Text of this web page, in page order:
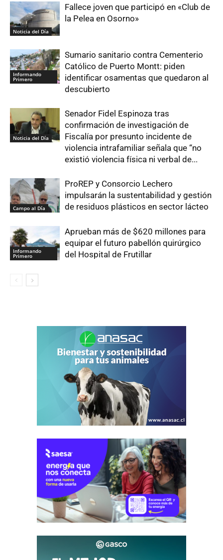
Noticia del Día
Fallece joven que participó en «Club de
la Pelea en Osorno»
Informando
Primero
Sumario sanitario contra Cementerio
Católico de Puerto Montt: piden
identificar osamentas que quedaron al
descubierto
Noticia del Día
Senador Fidel Espinoza tras
confirmación de investigación de
Fiscalía por presunto incidente de
violencia intrafamiliar señala que “no
existió violencia física ni verbal de...
Campo al Día
ProREP y Consorcio Lechero
impulsarán la sustentabilidad y gestión
de residuos plásticos en sector lácteo
Informando
Primero
Aprueban más de $620 millones para
equipar el futuro pabellón quirúrgico
del Hospital de Frutillar